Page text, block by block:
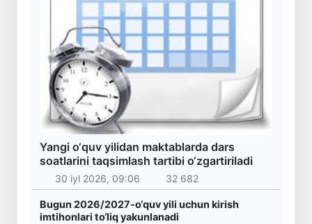
Yangi o‘quv yilidan maktablarda dars
soatlarini taqsimlash tartibi o‘zgartiriladi
30 iyl 2026, 09:06 32 682
Bugun 2026/2027-o‘quv yili uchun kirish
imtihonlari to‘liq yakunlanadi